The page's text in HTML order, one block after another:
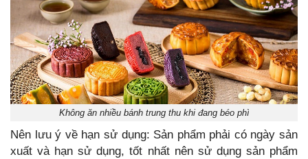
Không ăn nhiều bánh trung thu khi đang béo phì
Nên lưu ý về hạn sử dụng: Sản phẩm phải có ngày sản
xuất và hạn sử dụng, tốt nhất nên sử dụng sản phẩm